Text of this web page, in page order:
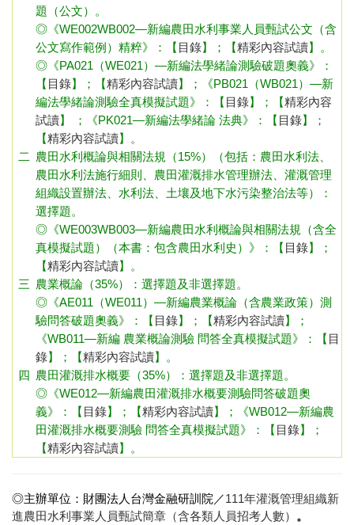
題（公文）。
◎《WE002WB002—新編農田水利事業人員甄試公文（含
公文寫作範例）精粹》：
【 目錄】；【精彩內容試讀】
。
◎《PA021（WE021）—新編法學緒論測驗破題奧義》：
【 目錄】；【精彩內容試讀】 ；
《PB021（WB021）—新
編法學緒論測驗全真模擬試題》：
【 目錄】；【精彩內容
試讀】 ； 《PK021—新編法學緒論 法典》： 【 目錄】；
【精彩內容試讀】
。
二
農田水利概論與相關法規（15%）（包括：農田水利法、
農田水利法施行細則、農田灌溉排水管理辦法、灌溉管理
組織設置辦法、水利法、土壤及地下水污染整治法等）：
選擇題。
◎《WE003WB003—新編農田水利概論與相關法規（含全
真模擬試題）（本書：包含農田水利史）》：
【 目錄】；
【精彩內容試讀】
。
三 農業概論（35%）：選擇題及非選擇題。
◎《AE011（WE011）—新編農業概論（含農業政策）測
驗問答破題奧義》：
【 目錄】；【精彩內容試讀】
；
《WB011—新編 農業概論測驗 問答全真模擬試題》： 【 目
錄】；【精彩內容試讀】
。
四
農田灌溉排水概要（35%）：選擇題及非選擇題。
◎《WE012—新編農田灌溉排水概要測驗問答破題奧
義》：
【 目錄】；【精彩內容試讀】 ； 《WB012—新編農
田灌溉排水概要測驗 問答全真模擬試題》： 【 目錄】；
【精彩內容試讀】 。
◎主辦單位：財團法人台灣金融研訓院／111年灌溉管理組織新
進農田水利事業人員甄試簡章（含各類人員招考人數） 。